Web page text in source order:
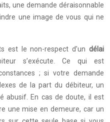
une demande déraisonnable
une image de vous qui ne
est le non-respect d’un délai
s’exécute. Ce qui est
; si votre demande
de la part du débiteur, un
abusif. En cas de doute, il est
une mise en demeure, car un